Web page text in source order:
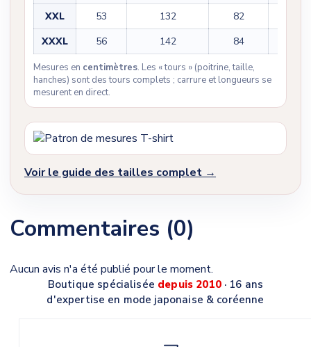
XXL
53 132 82
XXXL
56 142 84
Mesures en centimètres. Les « tours » (poitrine, taille,
hanches) sont des tours complets ; carrure et longueurs se
mesurent en direct.
Voir le guide des tailles complet →
Commentaires (0)
Aucun avis n'a été publié pour le moment.
Boutique spécialisée depuis 2010· 16 ans
d'expertise en mode japonaise & coréenne